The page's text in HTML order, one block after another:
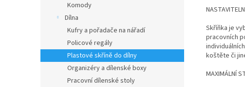
Komody
Dílna
Kufry a pořadače na nářadí
Policové regály
Plastové skříně do dílny
Organizéry a dílenské boxy
Pracovní dílenské stoly
Skříňka je
pracovních
koštěte či
MAXIMÁLNÍ